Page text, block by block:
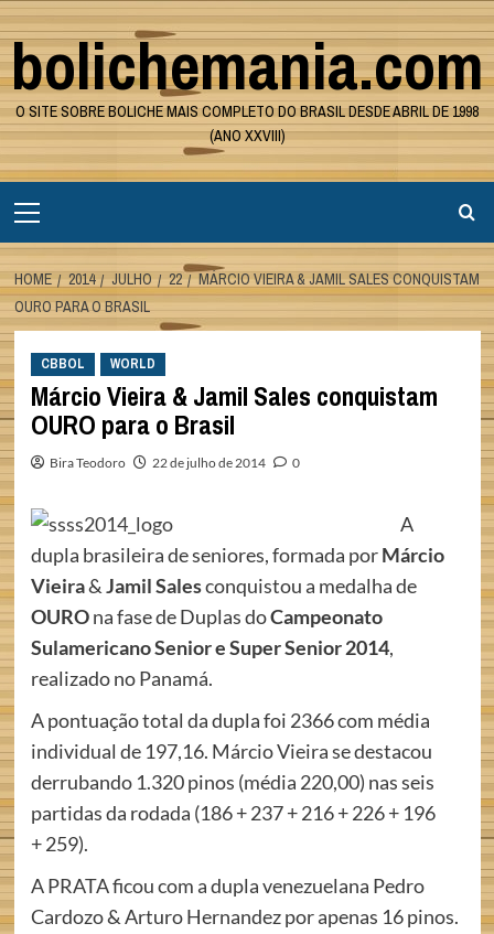
Skip
to
content
bolichemania.com
O SITE SOBRE BOLICHE MAIS COMPLETO DO BRASIL DESDE ABRIL DE 1998
(ANO XXVIII)
Menu
HOME 2014 JULHO 22
MÁRCIO VIEIRA & JAMIL SALES CONQUISTAM
OURO PARA O BRASIL
CBBOL WORLD
Márcio Vieira & Jamil Sales conquistam
OURO para o Brasil
Bira Teodoro 22 de julho de 2014 0
A
dupla brasileira de seniores, formada porMárcio
Vieira&Jamil Salesconquistou a medalha de
OUROna fase de Duplas doCampeonato
Sulamericano Senior e Super Senior 2014,
realizado no Panamá.
A pontuação total da dupla foi 2366 com média
individual de 197,16. Márcio Vieira se destacou
derrubando 1.320 pinos (média 220,00) nas seis
partidas da rodada (186 + 237 + 216 + 226 + 196
+ 259).
A PRATA ficou com a dupla venezuelana Pedro
Cardozo & Arturo Hernandez por apenas 16 pinos.